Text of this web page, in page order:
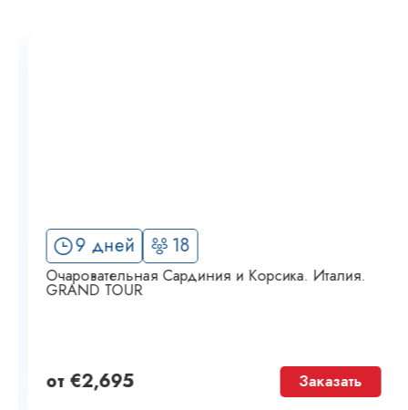
9 дней 18
Очаровательная Сардиния и Корсика. Италия.
GRAND TOUR
от€2,695 Заказать